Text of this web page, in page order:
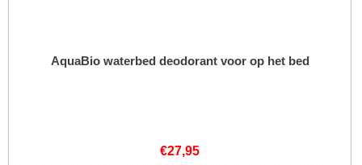
AquaBio waterbed deodorant voor op het bed
€27,95